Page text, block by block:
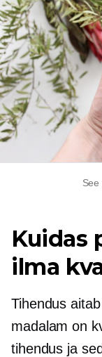
Kuidas
ilma
Tihendus
madalam on
tihendus ja